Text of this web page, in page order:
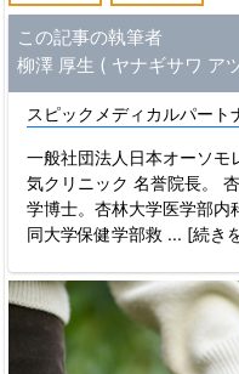
この記事の執筆者
柳澤 厚生 ( ヤナギサワ ア
スピックメディカルパート
一般社団法人日本オーソモ
気クリニック 名誉院長。
学博士。杏林大学医学部
同大学保健学部救 ... [続き